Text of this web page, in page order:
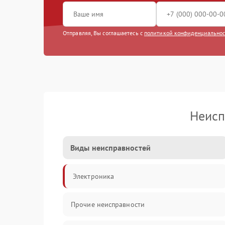
Отправляя, Вы соглашаетесь с политикой
Виды неисправностей
Электроника
Прочие неисправности